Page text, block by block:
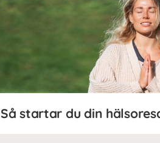
Så startar du din